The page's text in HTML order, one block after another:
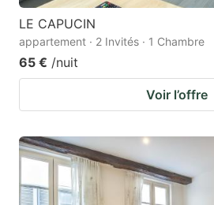
LE CAPUCIN
appartement · 2 Invités · 1 Chambre
65 € /nuit
Voir l’offre